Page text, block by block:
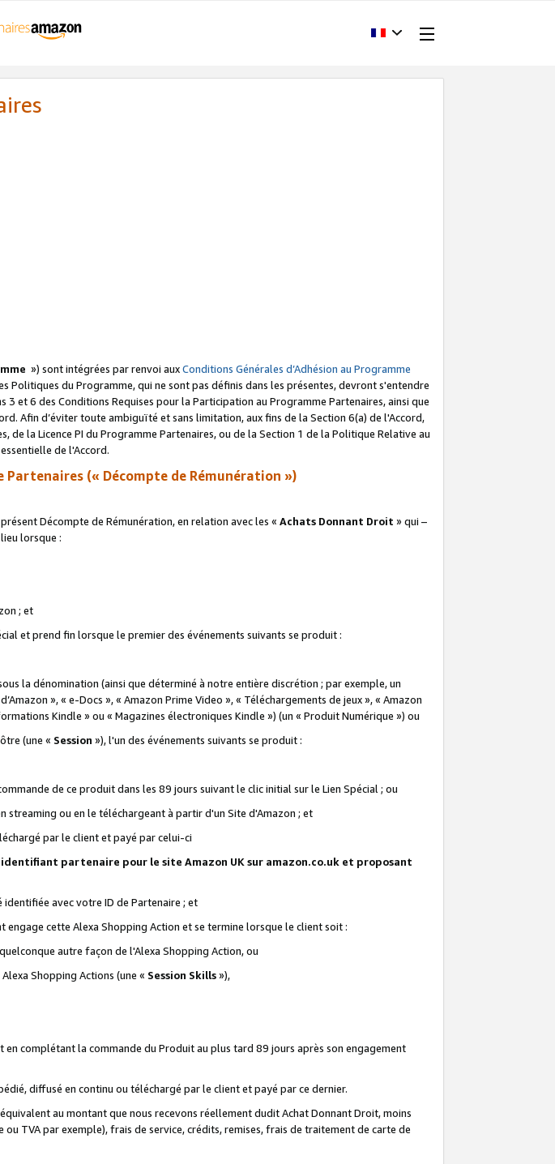
») sont intégrées par renvoi auxConditions Générales d’Adhésion au Programme
Politiques du Programme, qui ne sont pas définis dans les présentes, devront s'entendre
et 6 des Conditions Requises pour la Participation au Programme Partenaires, ainsi que
Afin d’éviter toute ambiguïté et sans limitation, aux fins de la Section 6(a) de l'Accord,
la Licence PI du Programme Partenaires, ou de la Section 1 de la Politique Relative au
de l'Accord.
(« Décompte de Rémunération »)
Décompte de Rémunération, en relation avec les « Achats Donnant Droit » qui –
lorsque :
; et
et prend fin lorsque le premier des événements suivants se produit :
la dénomination (ainsi que déterminé à notre entière discrétion ; par exemple, un
», « e-Docs », « Amazon Prime Video », « Téléchargements de jeux », « Amazon
Kindle » ou « Magazines électroniques Kindle ») (un « Produit Numérique ») ou
(une « Session »), l'un des événements suivants se produit :
de ce produit dans les 89 jours suivant le clic initial sur le Lien Spécial ; ou
ou en le téléchargeant à partir d'un Site d'Amazon ; et
par le client et payé par celui-ci
partenaire pour le site Amazon UK sur amazon.co.uk et proposant
avec votre ID de Partenaire ; et
cette Alexa Shopping Action et se termine lorsque le client soit :
autre façon de l'Alexa Shopping Action, ou
Shopping Actions (une « Session Skills»),
complétant la commande du Produit au plus tard 89 jours après son engagement
diffusé en continu ou téléchargé par le client et payé par ce dernier.
au montant que nous recevons réellement dudit Achat Donnant Droit, moins
TVA par exemple), frais de service, crédits, remises, frais de traitement de carte de